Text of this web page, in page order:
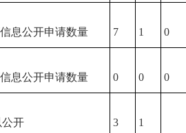
息公开申请数量 7 1 0
息公开申请数量 0 0 0
公开 3 1